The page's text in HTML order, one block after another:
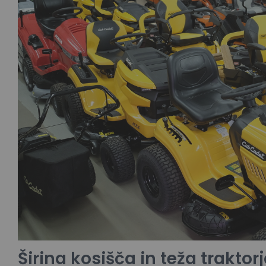
Širina kosišča in teža